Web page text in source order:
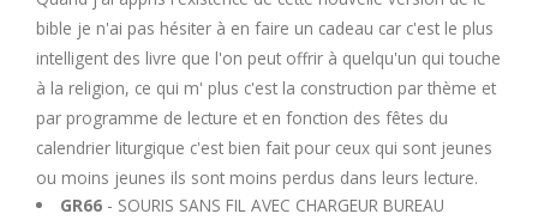
bible je n'ai pas hésiter à en faire un cadeau car c'est le plus
intelligent des livre que l'on peut offrir à quelqu'un qui touche
à la religion, ce qui m' plus c'est la construction par thème et
par programme de lecture et en fonction des fêtes du
calendrier liturgique c'est bien fait pour ceux qui sont jeunes
ou moins jeunes ils sont moins perdus dans leurs lecture.
GR66- SOURIS SANS FIL AVEC CHARGEUR BUREAU